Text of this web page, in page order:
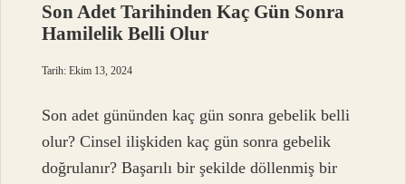
Son Adet Tarihinden Kaç Gün Sonra
Hamilelik Belli Olur
Tarih: Ekim 13, 2024
Son adet gününden kaç gün sonra gebelik belli
olur? Cinsel ilişkiden kaç gün sonra gebelik
doğrulanır? Başarılı bir şekilde döllenmiş bir